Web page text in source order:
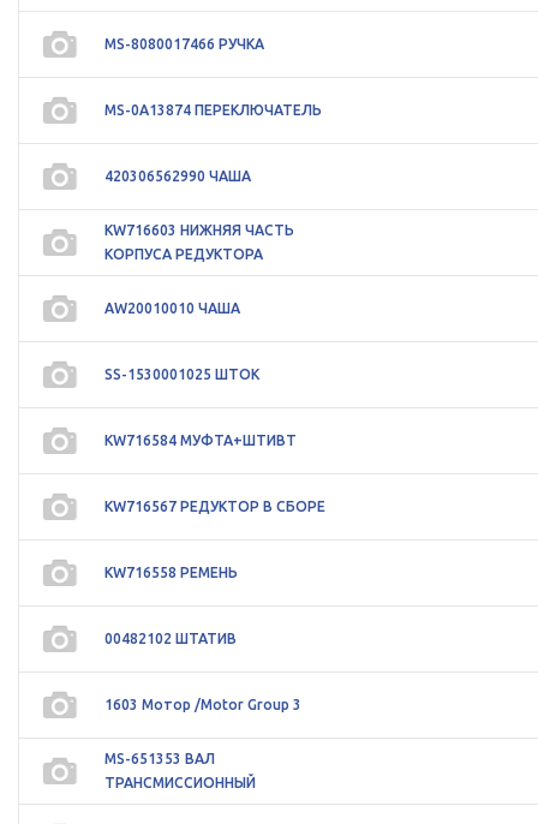
MS-8080017466 РУЧКА
MS-0A13874 ПЕРЕКЛЮЧАТЕЛЬ
420306562990 ЧАША
KW716603 НИЖНЯЯ ЧАСТЬ
КОРПУСА РЕДУКТОРА
AW20010010 ЧАША
SS-1530001025 ШТОК
KW716584 МУФТА+ШТИВТ
KW716567 РЕДУКТОР В СБОРЕ
KW716558 РЕМЕНЬ
00482102 ШТАТИВ
1603 Мотор /Motor Group 3
MS-651353 ВАЛ
ТРАНСМИССИОННЫЙ